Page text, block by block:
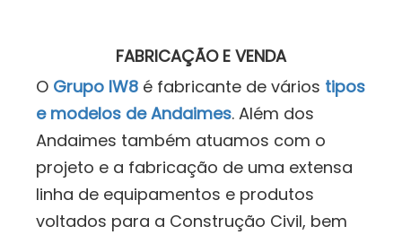
FABRICAÇÃO E VENDA
O Grupo IW8 é fabricante de vários tipos
e modelos de Andaimes. Além dos
Andaimes também atuamos com o
projeto e a fabricação de uma extensa
linha de equipamentos e produtos
voltados para a Construção Civil, bem